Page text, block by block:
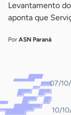
Levantamento
aponta que
Por ASN Paraná
07/
10/